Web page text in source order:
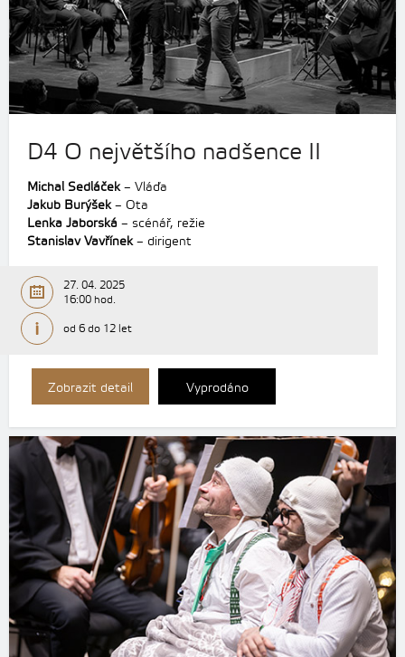
D4 O největšího nadšence II
Michal Sedláček– Vláďa
Jakub Burýšek– Ota
Lenka Jaborská – scénář, režie
Stanislav Vavřínek– dirigent
27. 04. 2025
16:00 hod.
od 6 do 12 let
Zobrazit detail Vyprodáno